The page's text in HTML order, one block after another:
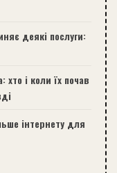
деякі послуги:
хто і коли їх почав
інтернету для